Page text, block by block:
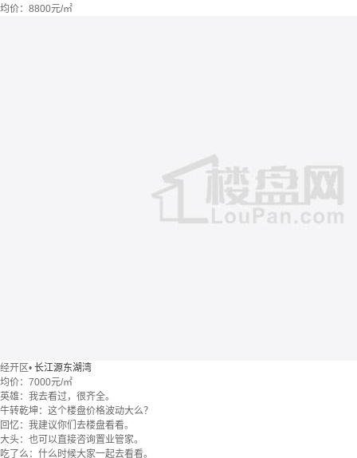
均价： 8800元/㎡
经开区• 长江源东湖湾
均价： 7000元/㎡
英雄：我去看过，很齐全。
牛转乾坤：这个楼盘价格波动大么？
回忆：我建议你们去楼盘看看。
大头：也可以直接咨询置业管家。
吃了么：什么时候大家一起去看看。